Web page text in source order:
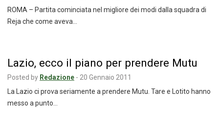
ROMA – Partita cominciata nel migliore dei modi dalla squadra di
Reja che come aveva…
Lazio, ecco il piano per prendere Mutu
Posted by Redazione - 20 Gennaio 2011
La Lazio ci prova seriamente a prendere Mutu. Tare e Lotito hanno
messo a punto…